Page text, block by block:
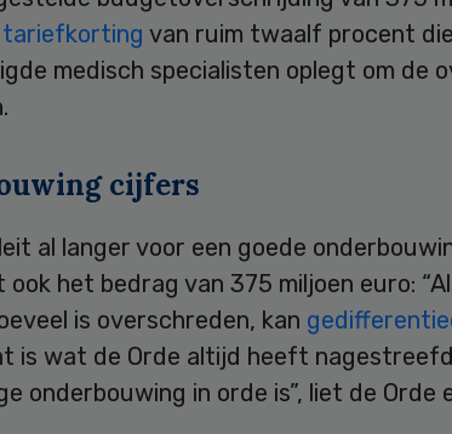
tariefkorting van ruim twaalf procent
medisch specialisten oplegt om de
cijfers
al langer voor een goede
het bedrag van 375 miljoen euro:
is overschreden, kan
is wat de Orde altijd heeft
onderbouwing in orde is”, liet de Orde